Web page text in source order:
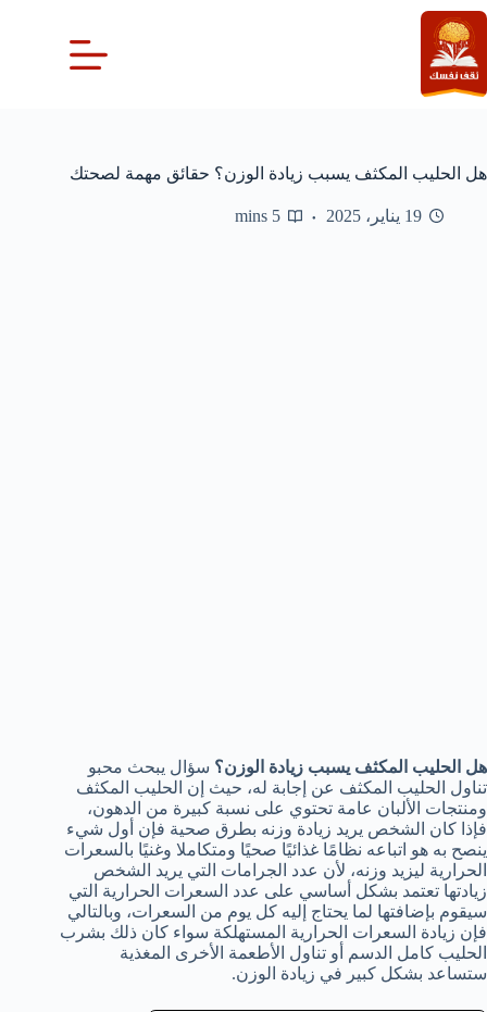
التجاوز
إلى
المحتوى
هل الحليب المكثف يسبب زيادة الوزن؟ حقائق مهمة لصحتك
19 يناير، 2025 5 mins
هل الحليب المكثف يسبب زيادة الوزن؟ سؤال يبحث محبو
تناول الحليب المكثف عن إجابة له، حيث إن الحليب المكثف
ومنتجات الألبان عامة تحتوي على نسبة كبيرة من الدهون،
فإذا كان الشخص يريد زيادة وزنه بطرق صحية فإن أول شيء
ينصح به هو اتباعه نظامًا غذائيًا صحيًا ومتكاملا وغنيًا بالسعرات
الحرارية ليزيد وزنه، لأن عدد الجرامات التي يريد الشخص
زيادتها تعتمد بشكل أساسي على عدد السعرات الحرارية التي
سيقوم بإضافتها لما يحتاج إليه كل يوم من السعرات، وبالتالي
فإن زيادة السعرات الحرارية المستهلكة سواء كان ذلك بشرب
الحليب كامل الدسم أو تناول الأطعمة الأخرى المغذية
ستساعد بشكل كبير في زيادة الوزن.